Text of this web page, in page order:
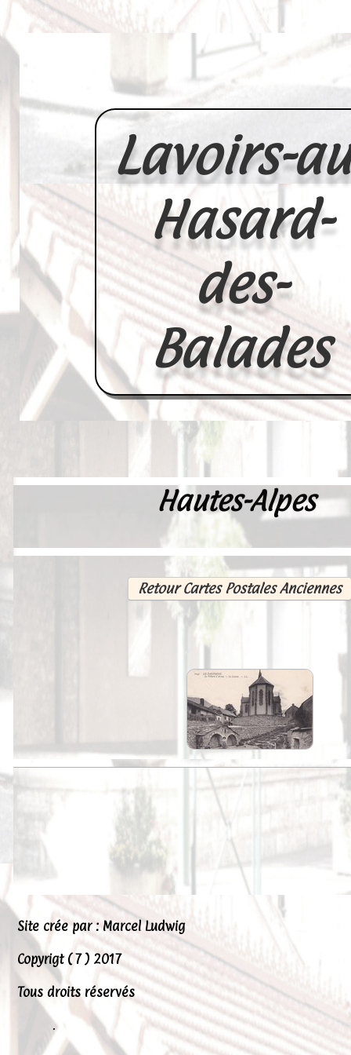
Lavoirs-
Hasard-
des-
Balades
Videos--Lavoirs
Un Peu d'Histoire
Cartes Postales-Anciennes et
Liens
Hautes-Alpes
Retour Cartes Postales Anciennes
Site crée par : Marcel Ludwig
Copyrigt ( 7 ) 2017
Tous droits réservés
.